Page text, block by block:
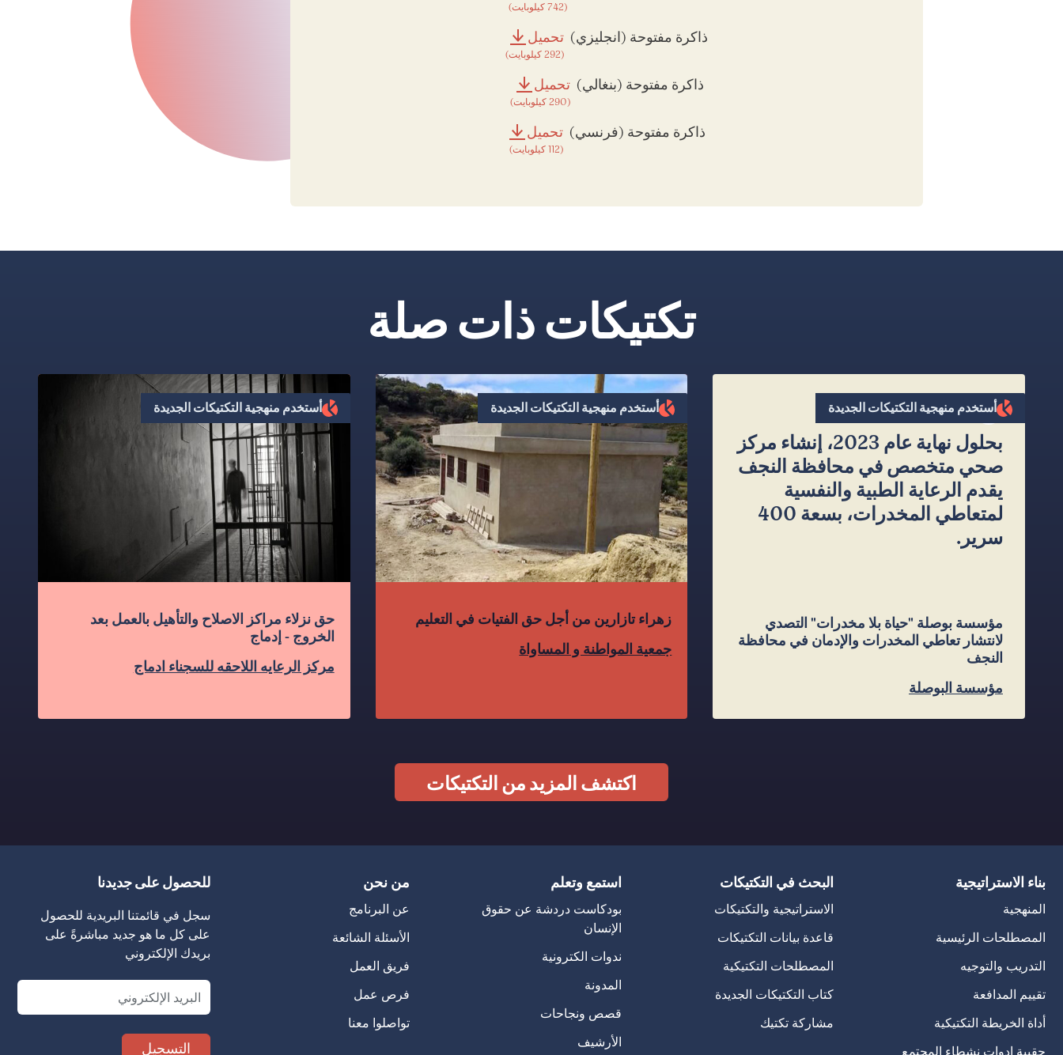
(742 كيلوبايت)
ذاكرة مفتوحة (انجليزي) تحميل
(292 كيلوبايت)
ذاكرة مفتوحة (بنغالي) تحميل
(290 كيلوبايت)
ذاكرة مفتوحة (فرنسي) تحميل
(112 كيلوبايت)
تكتيكات ذات صلة
”
بحلول نهاية عام 2023، إنشاء مركز
صحي متخصص في محافظة النجف
يقدم الرعاية الطبية والنفسية
لمتعاطي المخدرات، بسعة 400
سرير.
مؤسسة بوصلة "حياة بلا مخدرات" التصدي
لانتشار تعاطي المخدرات والإدمان في محافظة
النجف
مؤسسة البوصلة
أستخدم منهجية التكتيكات الجديدة
زهراء تازارين من أجل حق الفتيات في التعليم
جمعية المواطنة و المساواة
أستخدم منهجية التكتيكات الجديدة
حق نزلاء مراكز الاصلاح والتأهيل بالعمل بعد
الخروج - إدماج
مركز الرعايه اللاحقه للسجناء ادماج
أستخدم منهجية التكتيكات الجديدة
اكتشف المزيد من التكتيكات
للحصول على جديدنا
سجل في قائمتنا البريدية للحصول
على كل ما هو جديد مباشرةً على
بريدك الإلكتروني
Email
بناء الاستراتيجية
المنهجية
المصطلحات الرئيسية
التدريب والتوجيه
تقييم المدافعة
أداة الخريطة التكتيكية
حقيبة ادوات نشطاء المجتمع
البحث في التكتيكات
الاستراتيجية والتكتيكات
قاعدة بيانات التكتيكات
المصطلحات التكتيكية
كتاب التكتيكات الجديدة
مشاركة تكتيك
استمع وتعلم
بودكاست دردشة عن حقوق
الإنسان
ندوات الكترونية
المدونة
قصص ونجاحات
الأرشيف
من نحن
عن البرنامج
الأسئلة الشائعة
فريق العمل
فرص عمل
تواصلوا معنا